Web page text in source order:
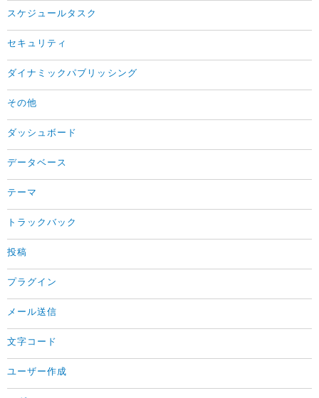
スケジュールタスク
セキュリティ
ダイナミックパブリッシング
その他
ダッシュボード
データベース
テーマ
トラックバック
投稿
プラグイン
メール送信
文字コード
ユーザー作成